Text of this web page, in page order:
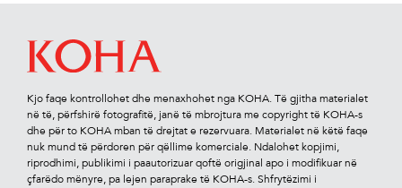
Kjo faqe kontrollohet dhe menaxhohet nga KOHA. Të gjitha materialet
në të, përfshirë fotograﬁtë, janë të mbrojtura me copyright të KOHA-s
dhe për to KOHA mban të drejtat e rezervuara. Materialet në këtë faqe
nuk mund të përdoren për qëllime komerciale. Ndalohet kopjimi,
riprodhimi, publikimi i paautorizuar qoftë origjinal apo i modiﬁkuar në
çfarëdo mënyre, pa lejen paraprake të KOHA-s. Shfrytëzimi i